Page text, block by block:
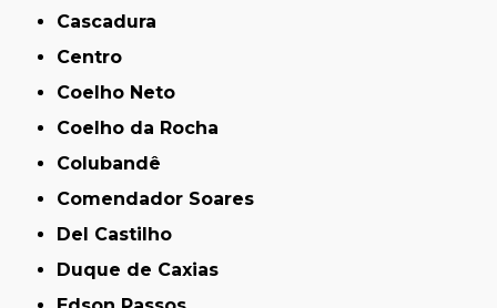
Cascadura
Centro
Coelho Neto
Coelho da Rocha
Colubandê
Comendador Soares
Del Castilho
Duque de Caxias